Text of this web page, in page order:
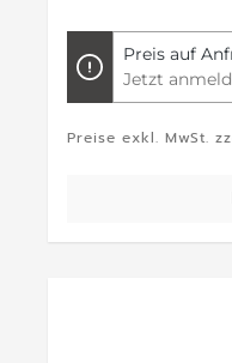
Preis auf
Jetzt
Preise exkl. MwSt.